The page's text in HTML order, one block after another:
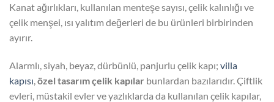
Kanat ağırlıkları, kullanılan menteşe sayısı, çelik kalınlığı ve
çelik menşei, ısı yalıtım değerleri de bu ürünleri birbirinden
ayırır.
Alarmlı, siyah, beyaz, dürbünlü, panjurlu çelik kapı; villa
kapısı özel tasarım çelik kapılar bunlardan bazılarıdır. Çiftlik
evleri, müstakil evler ve yazlıklarda da kullanılan çelik kapılar,